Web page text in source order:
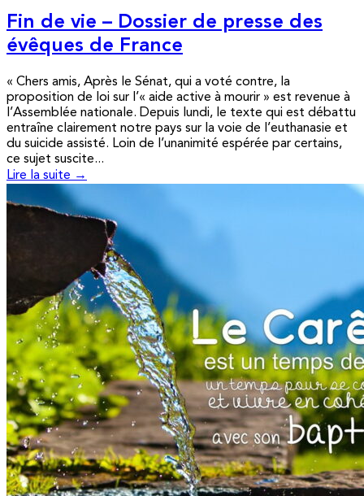
Fin de vie – Dossier de presse des
évêques de France
« Chers amis, Après le Sénat, qui a voté contre, la
proposition de loi sur l’« aide active à mourir » est revenue à
l’Assemblée nationale. Depuis lundi, le texte qui est débattu
entraîne clairement notre pays sur la voie de l’euthanasie et
du suicide assisté. Loin de l’unanimité espérée par certains,
ce sujet suscite...
Lire la suite →